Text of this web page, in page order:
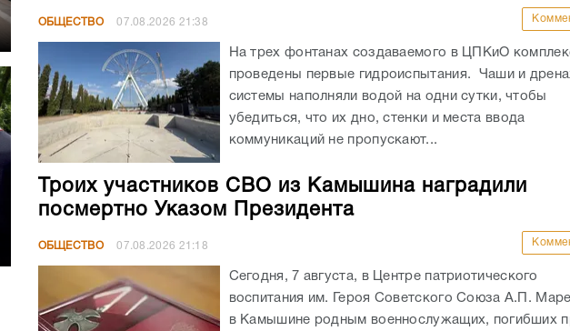
ОБЩЕСТВО 07.08.2026 21:38
На трех фонтанах создаваемого в ЦПКиО
проведены первые гидроиспытания. Чаши и
системы наполняли водой на одни сутки, чтобы
убедиться, что их дно, стенки и места ввода
коммуникаций не пропускают...
Троих участников СВО из Камышина наградили
посмертно Указом Президента
ОБЩЕСТВО 07.08.2026 21:18
Сегодня, 7 августа, в Центре патриотического
воспитания им. Героя Советского Союза А.П.
в Камышине родным военнослужащих, погибших